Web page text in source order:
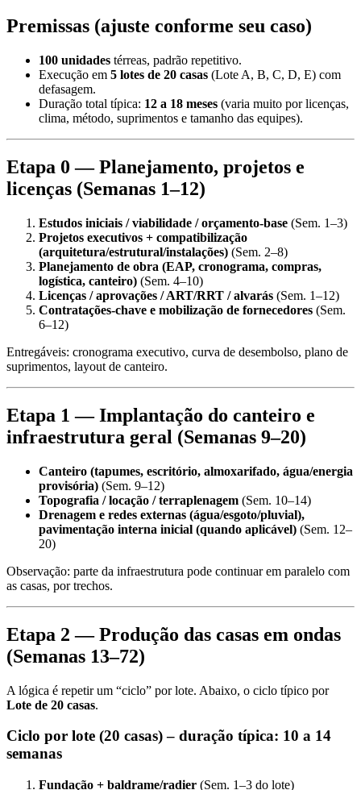
Premissas (ajuste conforme seu caso)
100 unidades térreas, padrão repetitivo.
Execução em 5 lotes de 20 casas (Lote A, B, C, D, E) com
defasagem.
Duração total típica: 12 a 18 meses (varia muito por licenças,
clima, método, suprimentos e tamanho das equipes).
Etapa 0 — Planejamento, projetos e
licenças (Semanas 1–12)
Estudos iniciais / viabilidade / orçamento-base (Sem. 1–3)
Projetos executivos + compatibilização
(arquitetura/estrutural/instalações) (Sem. 2–8)
Planejamento de obra (EAP, cronograma, compras,
logística, canteiro) (Sem. 4–10)
Licenças / aprovações / ART/RRT / alvarás (Sem. 1–12)
Contratações-chave e mobilização de fornecedores (Sem.
6–12)
Entregáveis: cronograma executivo, curva de desembolso, plano de
suprimentos, layout de canteiro.
Etapa 1 — Implantação do canteiro e
infraestrutura geral (Semanas 9–20)
Canteiro (tapumes, escritório, almoxarifado, água/energia
provisória) (Sem. 9–12)
Topografia / locação / terraplenagem (Sem. 10–14)
Drenagem e redes externas (água/esgoto/pluvial),
pavimentação interna inicial (quando aplicável) (Sem. 12–
20)
Observação: parte da infraestrutura pode continuar em paralelo com
as casas, por trechos.
Etapa 2 — Produção das casas em ondas
(Semanas 13–72)
A lógica é repetir um “ciclo” por lote. Abaixo, o ciclo típico por
Lote de 20 casas.
Ciclo por lote (20 casas) – duração típica: 10 a 14
semanas
Fundação + baldrame/radier (Sem. 1–3 do lote)